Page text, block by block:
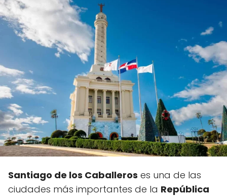
Santiago de los Caballeros es una de las
ciudades más importantes de la República